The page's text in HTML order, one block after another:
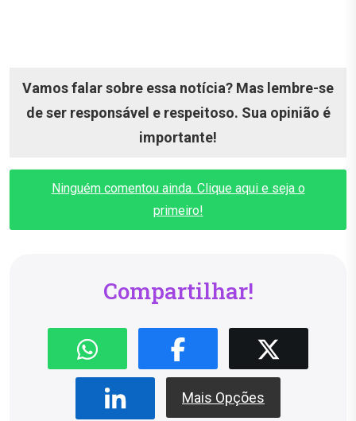
Vamos falar sobre essa notícia? Mas lembre-se
de ser responsável e respeitoso. Sua opinião é
importante!
Ninguém comentou ainda. Clique aqui e seja o
primeiro!
Compartilhar!
Mais Opções